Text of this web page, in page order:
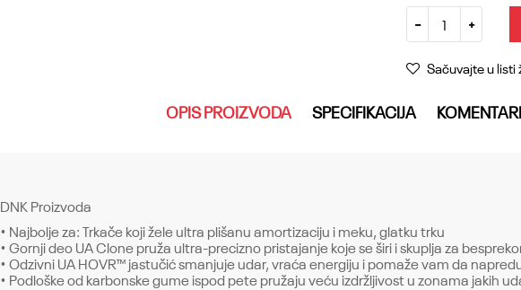
Sačuvajte u listi
OPIS PROIZVODA SPECIFIKACIJA KOMENTARI
DNK Proizvoda
• Najbolje za: Trkače koji žele ultra plišanu amortizaciju i meku, glatku trku
• Gornji deo UA Clone pruža ultra-precizno pristajanje koje se širi i skuplja za
• Odzivni UA HOVR™ jastučić smanjuje udar, vraća energiju i pomaže vam da
• Podloške od karbonske gume ispod pete pružaju veću izdržljivost u zonama jakih